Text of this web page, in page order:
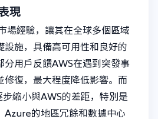
現
場經驗，讓其在全球多個區域
設施，具備高可用性和良好的
分用戶反饋AWS在遇到突發事
修復，最大程度降低影響。而
縮小與AWS的差距，特別是
Azure的地區冗餘和數據中心